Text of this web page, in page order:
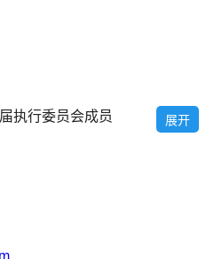
执行委员会成员 展开